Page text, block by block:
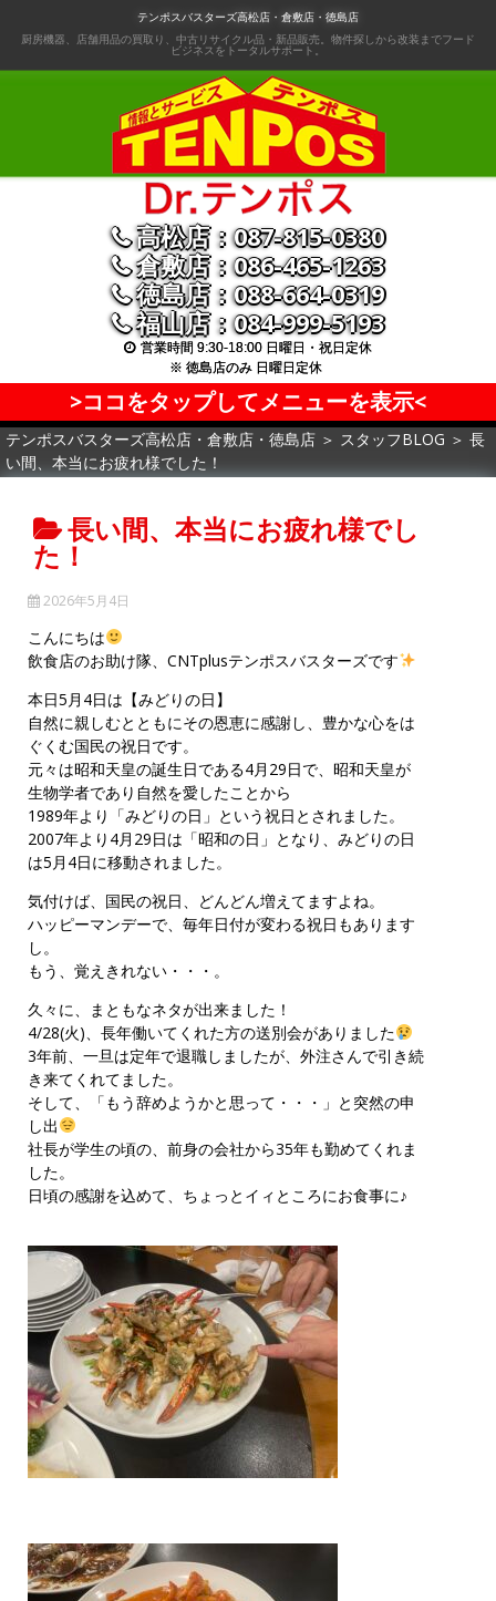
動
テンポスバスターズ高松店・倉敷店・徳島店
厨房機器、店舗用品の買取り、中古リサイクル品・新品販売。物件探しから改装までフード
ビジネスをトータルサポート。
高松店：087-815-0380
倉敷店：086-465-1263
徳島店：088-664-0319
福山店：084-999-5193
営業時間 9:30-18:00 日曜日・祝日定休
※ 徳島店のみ 日曜日定休
>ココをタップしてメニューを表示<
テンポスバスターズ高松店・倉敷店・徳島店 ＞ スタッフBLOG ＞ 長
い間、本当にお疲れ様でした！
長い間、本当にお疲れ様でし
た！
2026年5月4日
こんにちは
飲食店のお助け隊、CNTplusテンポスバスターズです
本日5月4日は【みどりの日】
自然に親しむとともにその恩恵に感謝し、豊かな心をは
ぐくむ国民の祝日です。
元々は昭和天皇の誕生日である4月29日で、昭和天皇が
生物学者であり自然を愛したことから
1989年より「みどりの日」という祝日とされました。
2007年より4月29日は「昭和の日」となり、みどりの日
は5月4日に移動されました。
気付けば、国民の祝日、どんどん増えてますよね。
ハッピーマンデーで、毎年日付が変わる祝日もあります
し。
もう、覚えきれない・・・。
久々に、まともなネタが出来ました！
4/28(火)、長年働いてくれた方の送別会がありました
3年前、一旦は定年で退職しましたが、外注さんで引き続
き来てくれてました。
そして、「もう辞めようかと思って・・・」と突然の申
し出
社長が学生の頃の、前身の会社から35年も勤めてくれま
した。
日頃の感謝を込めて、ちょっとイィところにお食事に♪